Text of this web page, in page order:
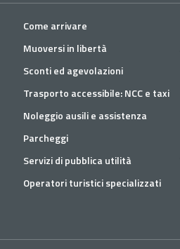
Come arrivare
Muoversi in libertà
Sconti ed agevolazioni
Trasporto accessibile: NCC e taxi
Noleggio ausili e assistenza
Parcheggi
Servizi di pubblica utilità
Operatori turistici specializzati